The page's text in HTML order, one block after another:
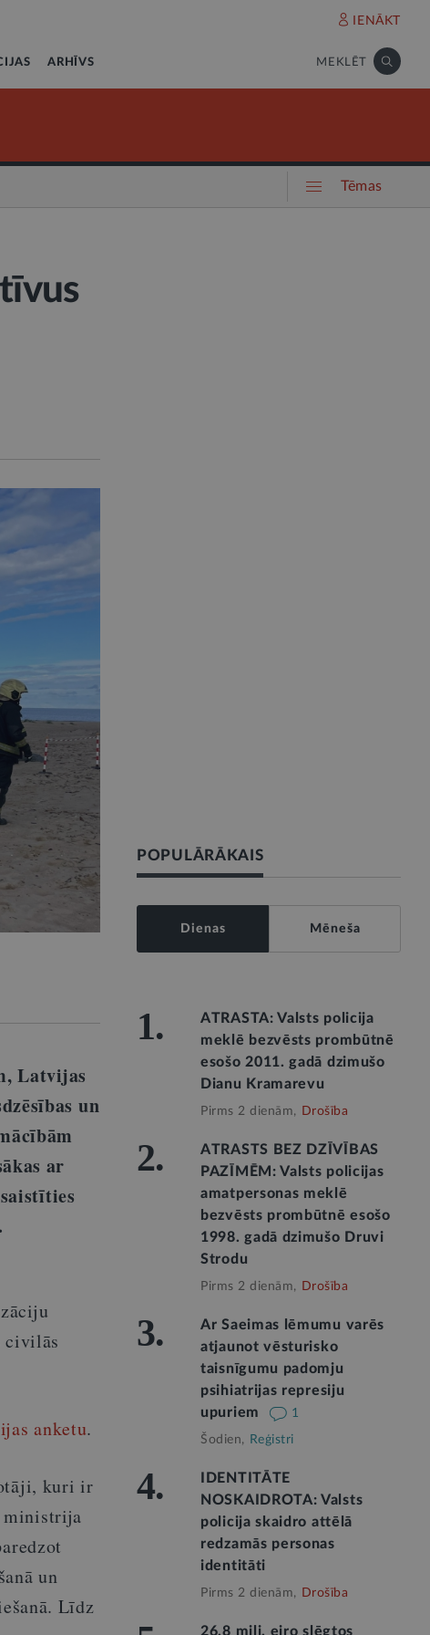
IENĀKT
ARHĪVS MEKLĒT
Tēmas
Latvijas
un
ar
civilās
anketu.
kuri ir
ministrija
un
Līdz
POPULĀRĀKAIS
Dienas Mēneša
1.
ATRASTA: Valsts policija
meklē bezvēsts prombūtnē
esošo 2011. gadā dzimušo
Dianu Kramarevu
Pirms 2 dienām, Drošība
2.
ATRASTS BEZ DZĪVĪBAS
PAZĪMĒM: Valsts policijas
amatpersonas meklē
bezvēsts prombūtnē esošo
1998. gadā dzimušo Druvi
Strodu
Pirms 2 dienām, Drošība
3.
Ar Saeimas lēmumu varēs
atjaunot vēsturisko
taisnīgumu padomju
psihiatrijas represiju
upuriem
1
Šodien, Reģistri
4.
IDENTITĀTE
NOSKAIDROTA: Valsts
policija skaidro attēlā
redzamās personas
identitāti
Pirms 2 dienām, Drošība
26,8 milj. eiro slēgtos